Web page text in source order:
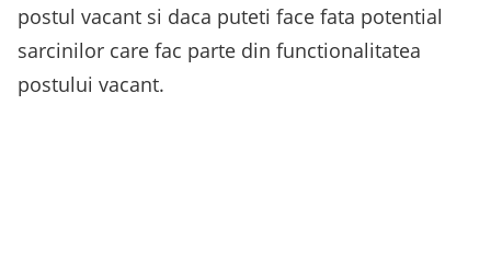
postul vacant si daca puteti face fata potential
sarcinilor care fac parte din functionalitatea
postului vacant.